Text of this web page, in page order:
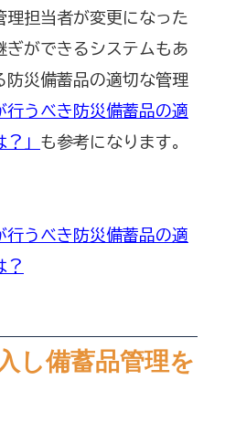
担当者が変更になった
ぎができるシステムもあ
防災備蓄品の適切な管理
行うべき防災備蓄品の適
」 も参考になります。
行うべき防災備蓄品の適
？
し備蓄品管理を